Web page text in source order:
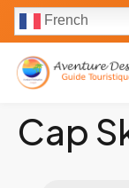
French
Cap